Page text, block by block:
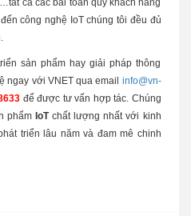
công nghệ IoT chúng tôi đều đủ
sản phẩm hay giải pháp thông
ngay với VNET qua email info@vn-
để được tư vấn hợp tác. Chúng
phẩmIoTchất lượng nhất với kinh
triển lâu năm và đam mê chinh